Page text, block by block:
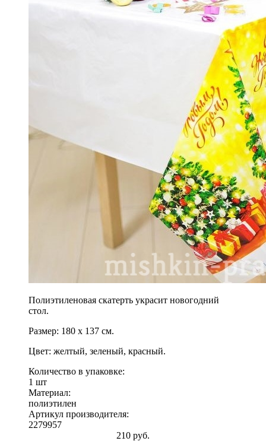
Полиэтиленовая скатерть украсит новогодний
стол.
Размер: 180 х 137 см.
Цвет: желтый, зеленый, красный.
Количество в упаковке:
1 шт
Материал:
полиэтилен
Артикул производителя:
2279957
210 руб.